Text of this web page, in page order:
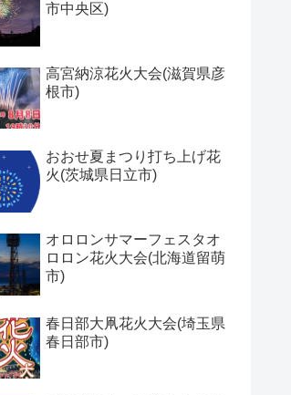
市中央区)
高宮納涼花火大会(滋賀県彦
根市)
おおせ夏まつり打ち上げ花
火(茨城県日立市)
オロロンサマーフェスタオ
ロロン花火大会(北海道留萌
市)
春日部大凧花火大会(埼玉県
春日部市)